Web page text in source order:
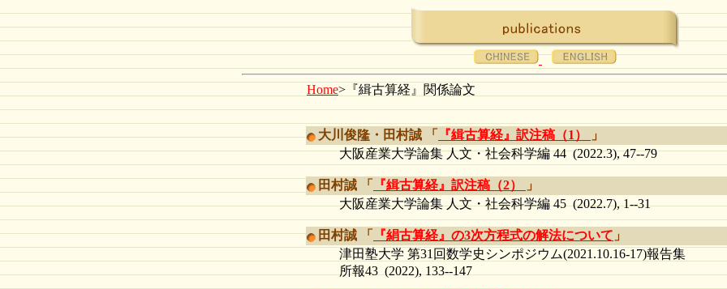
Home>『緝古算経』関係論文
大川俊隆・田村誠 「 『緝古算経』訳注稿（1）
」
大阪産業大学論集 人文・社会科学編 44 (2022.3), 47--79
田村誠 「 『緝古算経』訳注稿（2）
」
大阪産業大学論集 人文・社会科学編 45 (2022.7), 1--31
田村誠 「 『絹古算経』の3次方程式の解法について 」
津田塾大学 第31回数学史シンポジウム(2021.10.16-17)報告集
所報43 (2022), 133--147